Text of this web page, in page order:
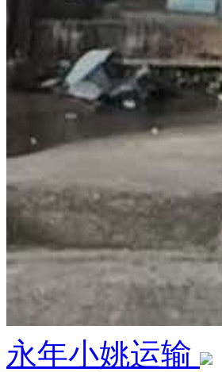
永年小姚运输